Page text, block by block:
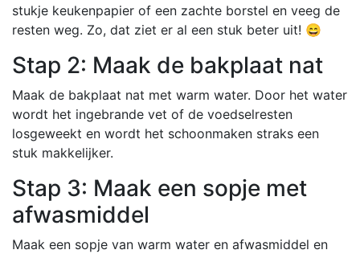
stukje keukenpapier of een zachte borstel en veeg de
resten weg. Zo, dat ziet er al een stuk beter uit! 😄
Stap 2: Maak de bakplaat nat
Maak de bakplaat nat met warm water. Door het water
wordt het ingebrande vet of de voedselresten
losgeweekt en wordt het schoonmaken straks een
stuk makkelijker.
Stap 3: Maak een sopje met
afwasmiddel
Maak een sopje van warm water en afwasmiddel en